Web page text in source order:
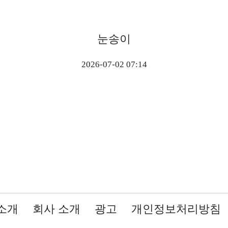
눈송이
2026-07-02 07:14
개 회사 소개 광고 개인정보처리방침